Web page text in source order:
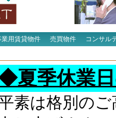
業用賃貸物件 売買物件
コンサル
夏季休業
素は格別の